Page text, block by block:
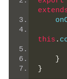
this .
}
}